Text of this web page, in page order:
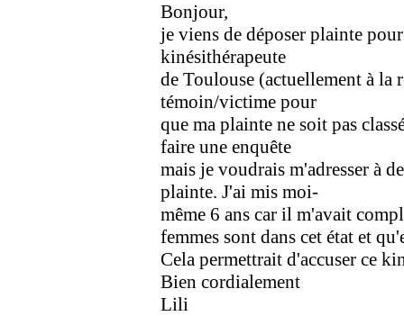
Bonjour,
je viens de déposer plainte
kinésithérapeute
de Toulouse (actuellement à la
témoin/victime pour
que ma plainte ne soit pas
faire une enquête
mais je voudrais m'adresser à
plainte. J'ai mis moi-
même 6 ans car il m'avait
femmes sont dans cet état et
Cela permettrait d'accuser ce
Bien cordialement
Lili